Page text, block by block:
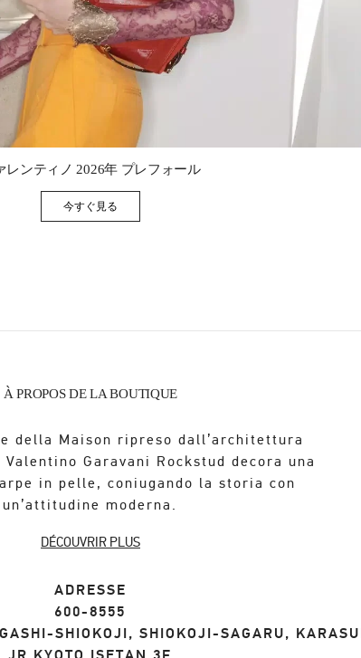
Link Opens in New Tab
レンティノ 2026年 プレフォール
今すぐ見るLink Opens in New Tab
À PROPOS DE LA BOUTIQUE
della Maison ripreso dall’architettura
Garavani Rockstud decora una
in pelle, coniugando la storia con
un’attitudine moderna.
DÉCOUVRIR PLUS
ADRESSE
600-8555
SHIOKOJI, SHIOKOJI-SAGARU,